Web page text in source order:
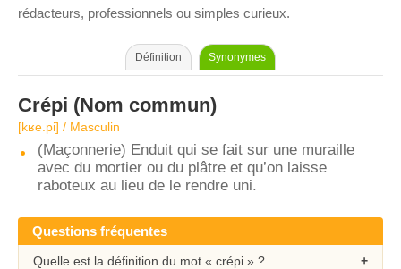
rédacteurs, professionnels ou simples curieux.
Définition Synonymes
Crépi (Nom commun)
[kʁe.pi] / Masculin
(Maçonnerie) Enduit qui se fait sur une muraille
avec du mortier ou du plâtre et qu’on laisse
raboteux au lieu de le rendre uni.
Questions fréquentes
Quelle est la définition du mot « crépi » ?